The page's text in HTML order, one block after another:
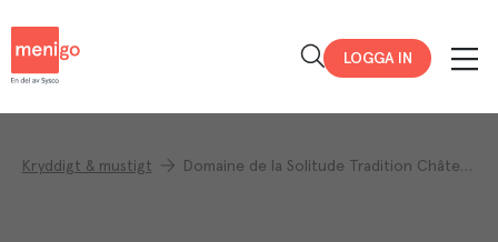
LOGGA IN
Kryddigt & mustigt Domaine de la Solitude Tradition Châteauneuf-du- Pape